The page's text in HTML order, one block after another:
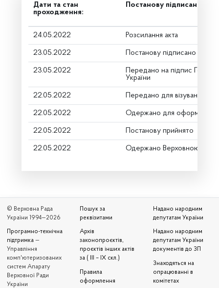
Дати та стан
проходження:
Постанову підписано
24.05.2022 Розсилання акта
23.05.2022 Постанову підписано
23.05.2022
Передано на підпис Голові
України
22.05.2022 Передано для візування в
22.05.2022 Одержано для оформлення
22.05.2022 Постанову прийнято
22.05.2022 Одержано Верховною
© Верховна Рада
України 1994—2026
Програмно-технічна
підтримка —
Управління
комп'ютеризованих
систем Апарату
Верховної Ради
України
Пошук за
реквізитами
Архів
законопроєктів,
проєктів інших актів
за ( III – IX скл.)
Правила
оформлення
Надано народним
депутатам України
Надано народним
депутатам України
документів до ЗП
Знаходяться на
опрацюванні в
комітетах